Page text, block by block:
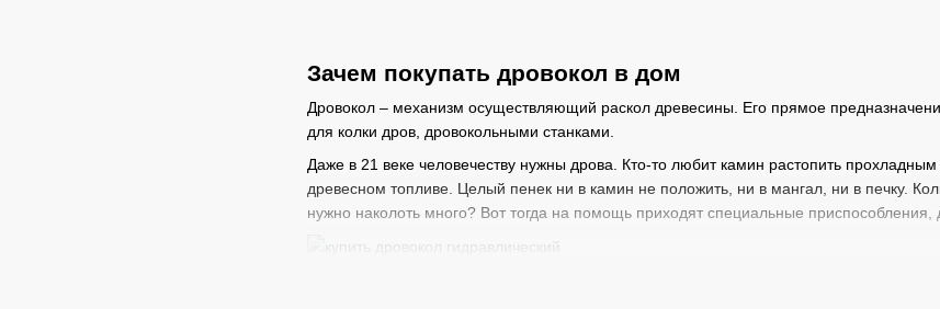
Зачем покупать дровокол в дом
Дровокол – механизм осуществляющий раскол древесины. Его прямое
для колки дров, дровокольными станками.
Даже в 21 веке человечеству нужны дрова. Кто-то любит камин растопить
древесном топливе. Целый пенек ни в камин не положить, ни в мангал, ни в печку.
нужно наколоть много? Вот тогда на помощь приходят специальные